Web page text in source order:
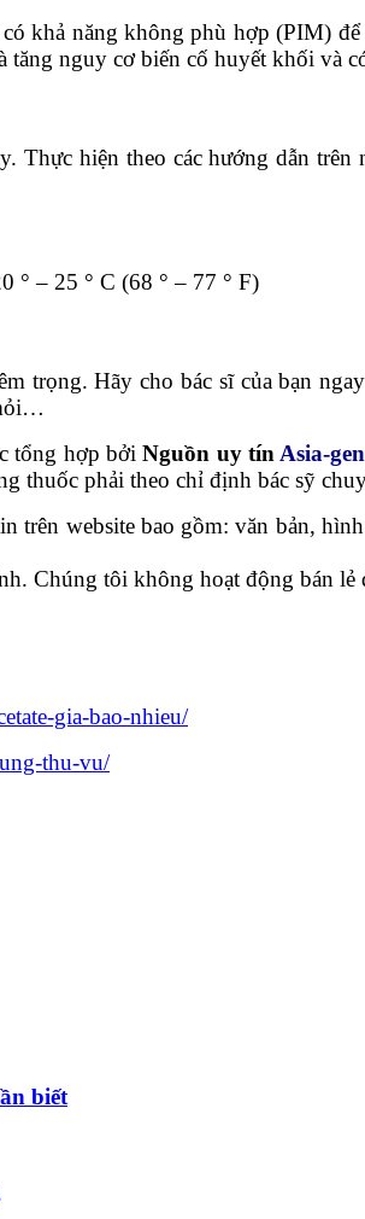
khả năng không phù hợp (PIM)
tăng nguy cơ biến cố huyết khối và
hiện theo các hướng dẫn trên
° – 25 ° C (68 ° – 77 ° F)
trọng. Hãy cho bác sĩ của bạn
tổng hợp bởiNguồn uy tín Asia-
thuốc phải theo chỉ định bác sỹ
trên website bao gồm: văn bản,
Chúng tôi không hoạt động bán
gia-bao-nhieu/
thu-vu/
biết